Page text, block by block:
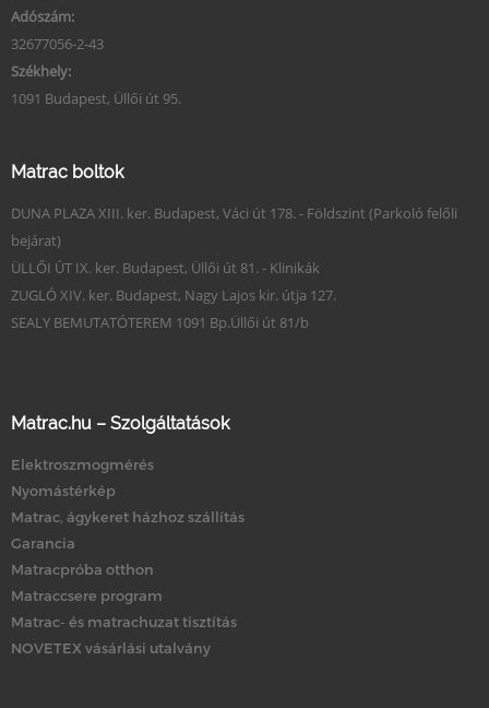
Adószám:
32677056-2-43
Székhely:
1091 Budapest, Üllői út 95.
Matrac boltok
DUNA PLAZA XIII. ker. Budapest, Váci út 178. - Földszint (Parkoló felőli
bejárat)
ÜLLŐI ÚT IX. ker. Budapest, Üllői út 81. - Klinikák
ZUGLÓ XIV. ker. Budapest, Nagy Lajos kir. útja 127.
SEALY BEMUTATÓTEREM 1091 Bp.Üllői út 81/b
Matrac.hu – Szolgáltatások
Elektroszmogmérés
Nyomástérkép
Matrac, ágykeret házhoz szállítás
Garancia
Matracpróba otthon
Matraccsere program
Matrac- és matrachuzat tisztítás
NOVETEX vásárlási utalvány